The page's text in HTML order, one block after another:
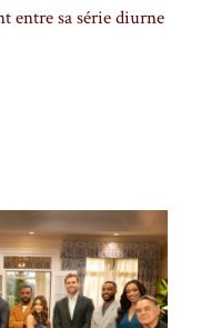
entre sa série diurne